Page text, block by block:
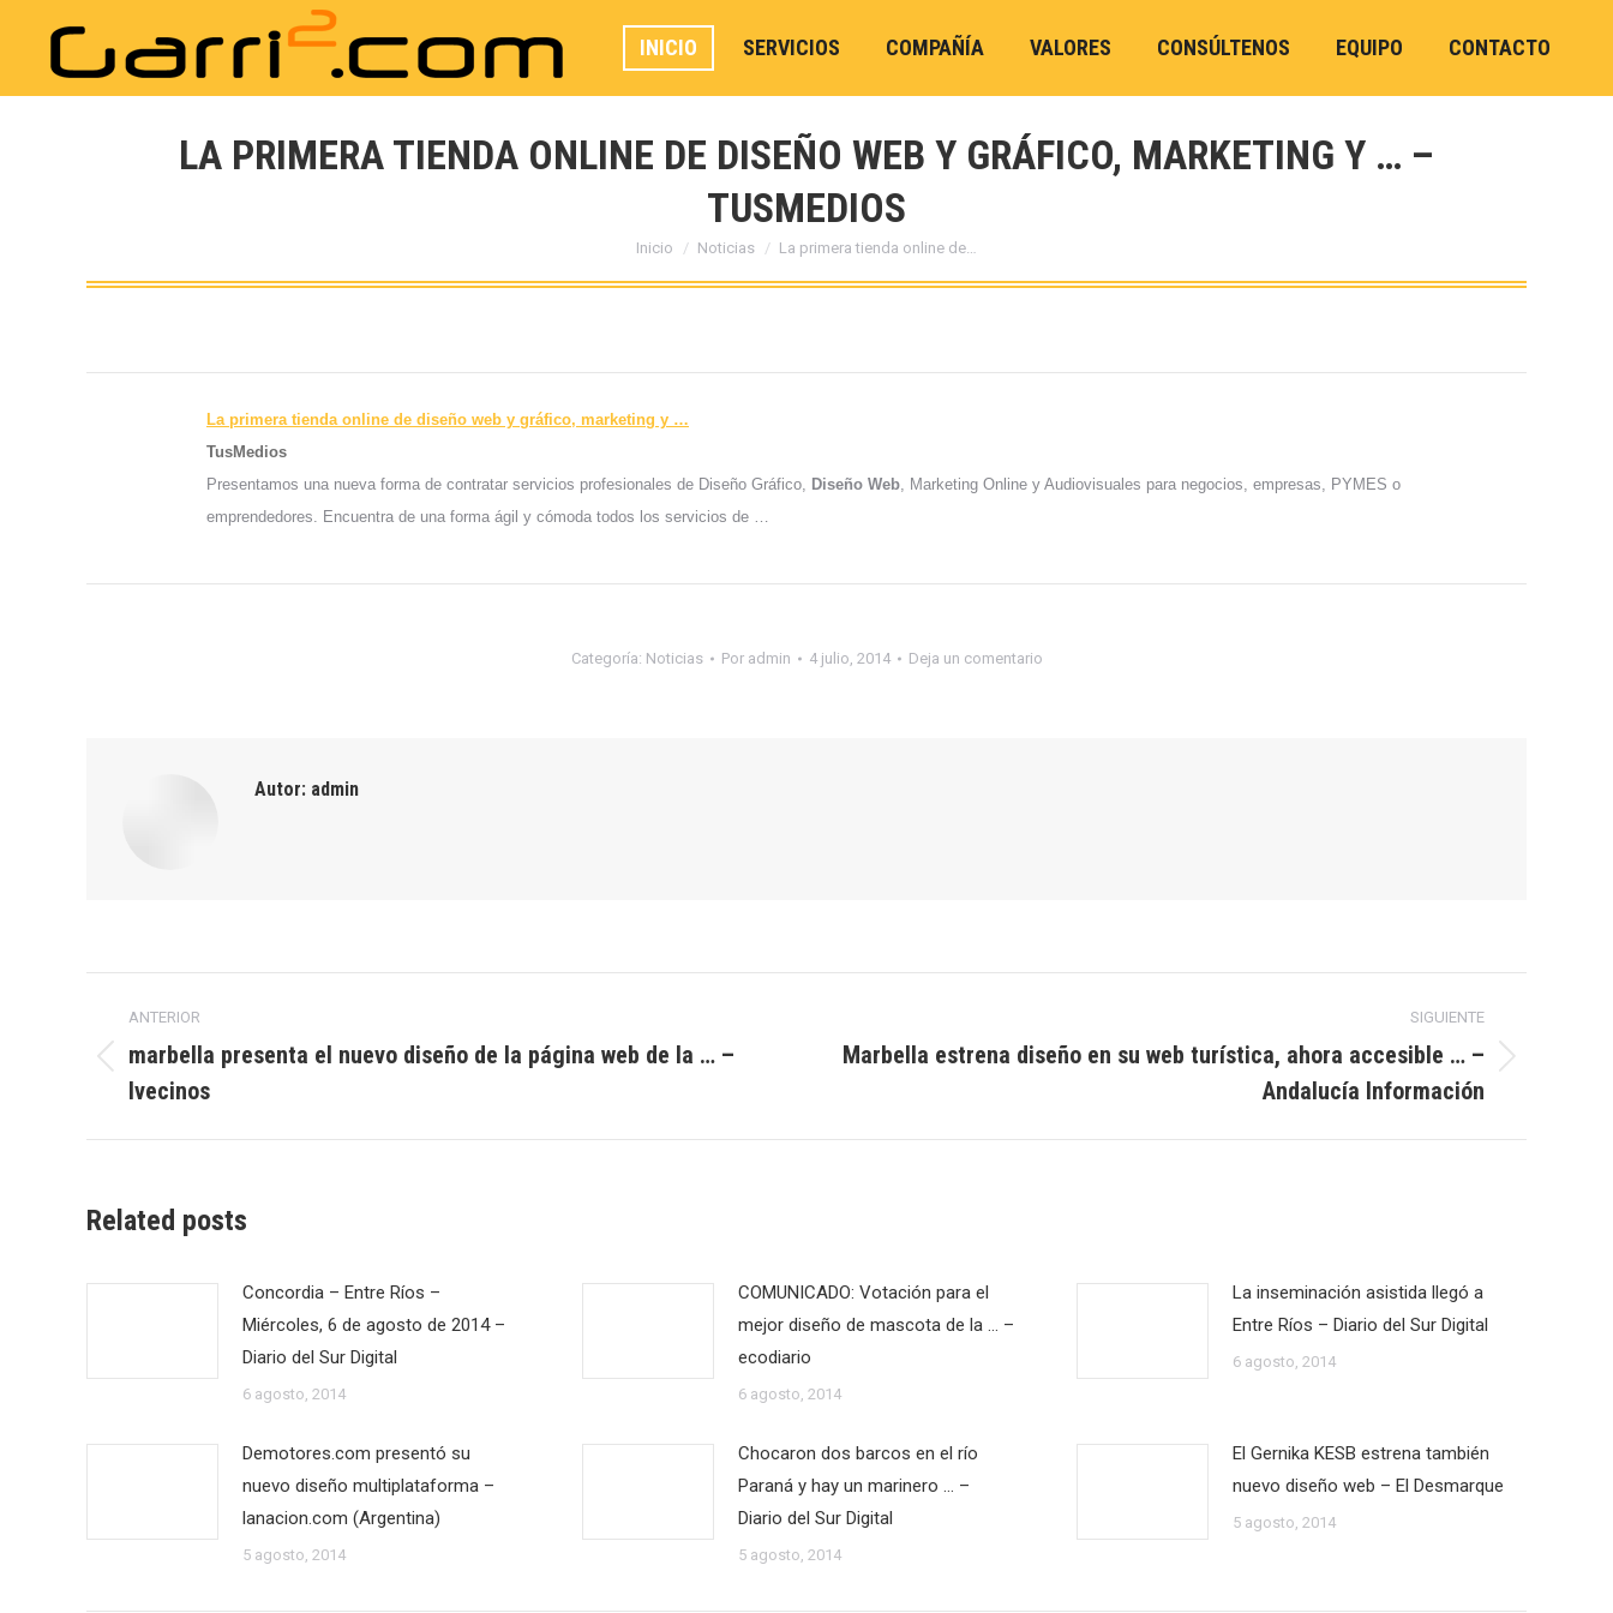
INICIO SERVICIOS COMPAÑÍA VALORES CONSÚLTENOS EQUIPO CONTACTO
LA PRIMERA TIENDA ONLINE DE DISEÑO WEB Y GRÁFICO, MARKETING Y … –
TUSMEDIOS
Estás aquí:
Inicio Noticias La primera tienda online de…
La primera tienda online de diseño web y gráfico, marketing y …
TusMedios
Presentamos una nueva forma de contratar servicios profesionales de Diseño Gráfico, Diseño Web, Marketing Online y Audiovisuales para negocios, empresas, PYMES o
emprendedores. Encuentra de una forma ágil y cómoda todos los servicios de …
Categoría: Noticias Por admin 4 julio, 2014 Deja un comentario
Autor: admin
entre
publicaciones
ANTERIOR
Publicación
anterior:
marbella presenta el nuevo diseño de la página web de la … –
Ivecinos
SIGUIENTE
Publicación
Marbella estrena diseño en su web turística, ahora accesible … –
Andalucía Información
Related posts
Concordia – Entre Ríos –
Miércoles, 6 de agosto de 2014 –
Diario del Sur Digital
6 agosto, 2014
COMUNICADO: Votación para el
mejor diseño de mascota de la … –
ecodiario
6 agosto, 2014
La inseminación asistida llegó a
Entre Ríos – Diario del Sur Digital
6 agosto, 2014
Demotores.com presentó su
nuevo diseño multiplataforma –
lanacion.com (Argentina)
5 agosto, 2014
Chocaron dos barcos en el río
Paraná y hay un marinero … –
Diario del Sur Digital
5 agosto, 2014
El Gernika KESB estrena también
nuevo diseño web – El Desmarque
5 agosto, 2014